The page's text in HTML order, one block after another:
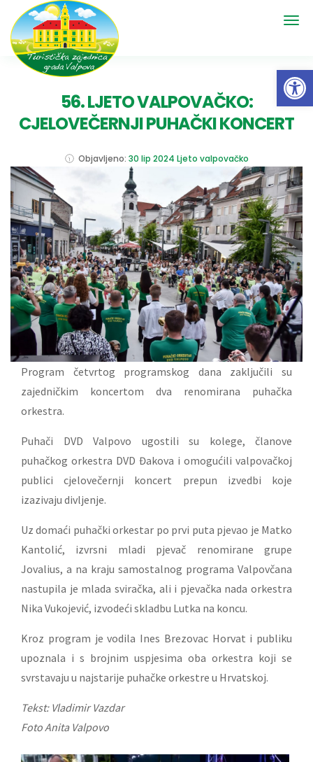
56. LJETO VALPOVAČKO:
CJELOVEČERNJI PUHAČKI KONCERT
Objavljeno: 30 lip 2024 Ljeto valpovačko
Program četvrtog programskog dana zaključili su
zajedničkim koncertom dva renomirana puhačka
orkestra.
Puhači DVD Valpovo ugostili su kolege, članove
puhačkog orkestra DVD Đakova i omogućili valpovačkoj
publici cjelovečernji koncert prepun izvedbi koje
izazivaju divljenje.
Uz domaći puhački orkestar po prvi puta pjevao je Matko
Kantolić, izvrsni mladi pjevač renomirane grupe
Jovalius, a na kraju samostalnog programa Valpovčana
nastupila je mlada sviračka, ali i pjevačka nada orkestra
Nika Vukojević, izvodeći skladbu Lutka na koncu.
Kroz program je vodila Ines Brezovac Horvat i publiku
upoznala i s brojnim uspjesima oba orkestra koji se
svrstavaju u najstarije puhačke orkestre u Hrvatskoj.
Tekst: Vladimir Vazdar
Foto Anita Valpovo